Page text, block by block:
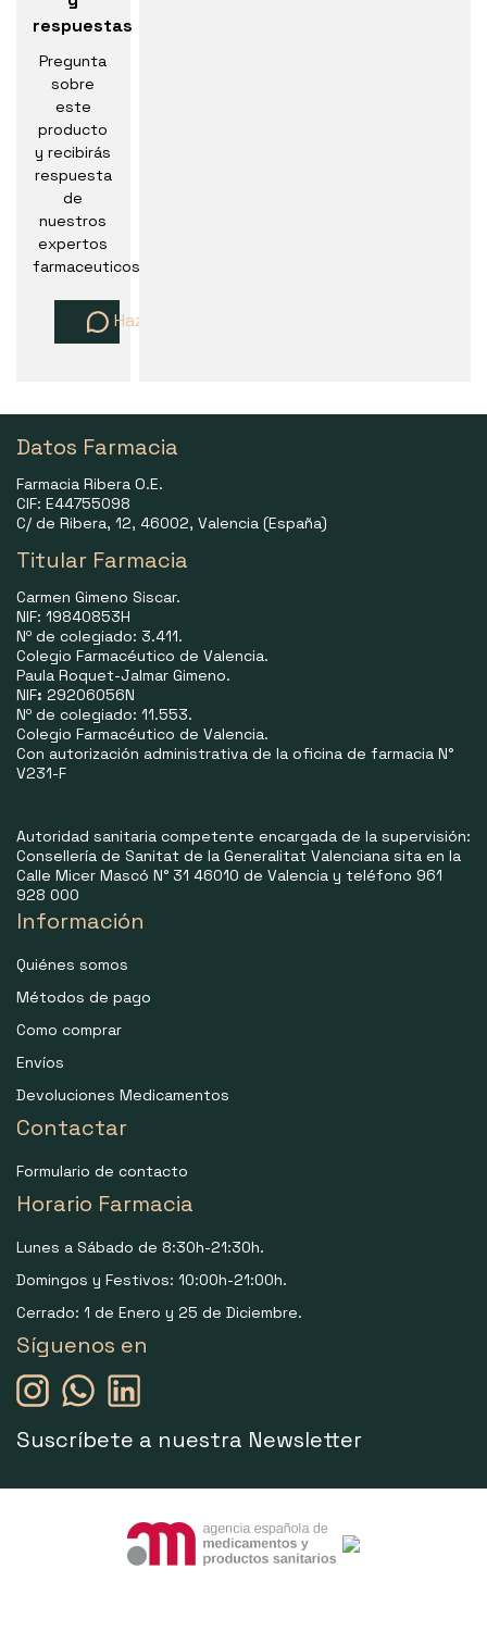
respuestas
Pregunta
sobre
este
producto
y recibirás
respuesta
de
nuestros
expertos
farmaceuticos
Haz una pregunta
Datos Farmacia
Farmacia Ribera O.E.
CIF: E44755098
C/ de Ribera, 12, 46002, Valencia (España)
Titular Farmacia
Carmen Gimeno Siscar.
NIF: 19840853H
Nº de colegiado: 3.411.
Colegio Farmacéutico de Valencia.
Paula Roquet-Jalmar Gimeno.
NIF: 29206056N
Nº de colegiado: 11.553.
Colegio Farmacéutico de Valencia.
Con autorización administrativa de la oficina de farmacia N°
V231-F
Autoridad sanitaria competente encargada de la supervisión:
Consellería de Sanitat de la Generalitat Valenciana sita en la
Calle Micer Mascó N° 31 46010 de Valencia y teléfono 961
928 000
Información
Quiénes somos
Métodos de pago
Como comprar
Envíos
Devoluciones Medicamentos
Contactar
Formulario de contacto
Horario Farmacia
Lunes a Sábado de 8:30h-21:30h.
Domingos y Festivos: 10:00h-21:00h.
Cerrado: 1 de Enero y 25 de Diciembre.
Síguenos en
Suscríbete a nuestra Newsletter